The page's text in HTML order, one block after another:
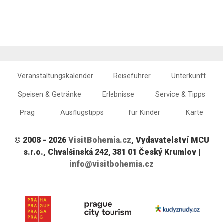
Veranstaltungskalender Reiseführer Unterkunft
Speisen & Getränke Erlebnisse Service & Tipps
Prag Ausflugstipps für Kinder Karte
© 2008 - 2026 VisitBohemia.cz, Vydavatelství MCU
s.r.o., Chvalšinská 242, 381 01 Český Krumlov |
info@visitbohemia.cz